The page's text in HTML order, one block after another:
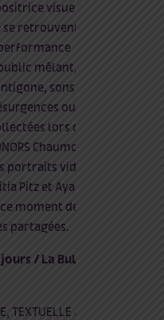
visuelle
se retrouvent
mêlant,
sons
ou
lors des
Chaumont
portraits vidéos
Pitz et Ayako
moment de
partagées.
/ La Bulle –
TEXTUELLE &